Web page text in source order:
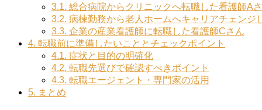
3.1. 総合病院からクリニックへ転職した看護師A
3.2. 病棟勤務から老人ホームへキャリアチェンジ
3.3. 企業の産業看護師に転職した看護師Cさん
4. 転職前に準備したいこととチェックポイント
4.1. 症状と目的の明確化
4.2. 転職先選びで確認すべきポイント
4.3. 転職エージェント・専門家の活用
5. まとめ